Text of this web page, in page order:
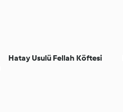
Hatay Usulü Fellah Köftesi